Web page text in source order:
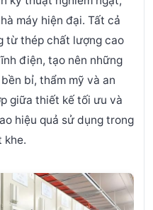
máy hiện đại. Tất cả
từ thép chất lượng cao
điện, tạo nên những
bền bỉ, thẩm mỹ và an
giữa thiết kế tối ưu và
hiệu quả sử dụng trong
khe.